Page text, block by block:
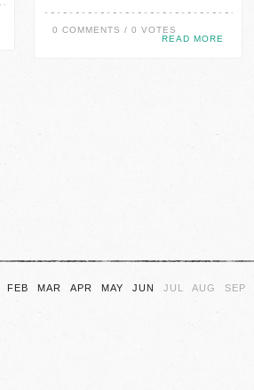
0 COMMENTS / 0 VOTES
READ MORE
FEB MAR APR MAY JUN JUL AUG SEP